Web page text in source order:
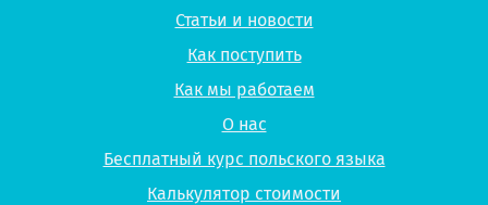
Статьи и новости
Как поступить
Как мы работаем
О нас
Бесплатный курс польского языка
Калькулятор стоимости